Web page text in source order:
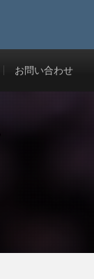
お問い合わせ